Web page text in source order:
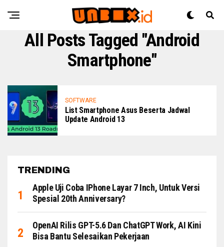
All Posts Tagged "Android
Smartphone"
SOFTWARE
List Smartphone Asus Beserta Jadwal
Update Android 13
TRENDING
Apple Uji Coba IPhone Layar 7 Inch, Untuk Versi
Spesial 20th Anniversary?
OpenAI Rilis GPT-5.6 Dan ChatGPT Work, AI Kini
Bisa Bantu Selesaikan Pekerjaan